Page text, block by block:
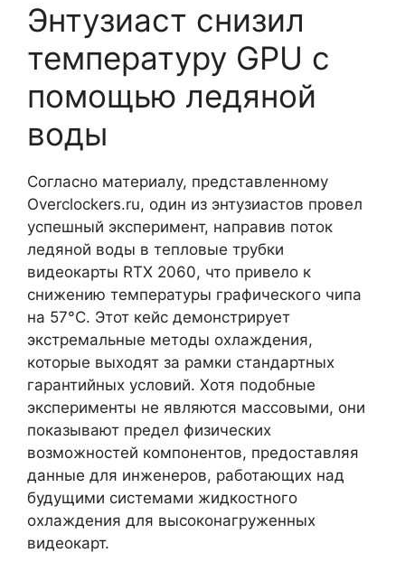
Энтузиаст снизил
температуру GPU с
помощью ледяной
воды
Согласно материалу, представленному
Overclockers.ru, один из энтузиастов провел
успешный эксперимент, направив поток
ледяной воды в тепловые трубки
видеокарты RTX 2060, что привело к
снижению температуры графического чипа
на 57°C. Этот кейс демонстрирует
экстремальные методы охлаждения,
которые выходят за рамки стандартных
гарантийных условий. Хотя подобные
эксперименты не являются массовыми, они
показывают предел физических
возможностей компонентов, предоставляя
данные для инженеров, работающих над
будущими системами жидкостного
охлаждения для высоконагруженных
видеокарт.